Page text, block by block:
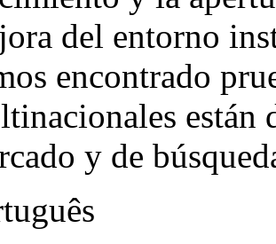
del entorno
encontrado
están
y de